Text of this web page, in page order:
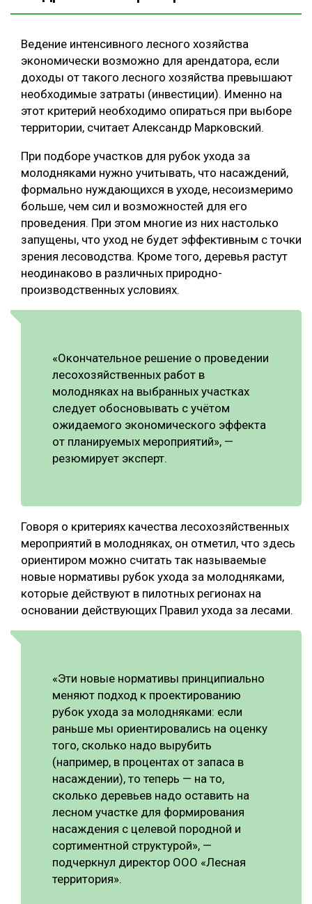
Ведение интенсивного лесного хозяйства
экономически возможно для арендатора, если
доходы от такого лесного хозяйства превышают
необходимые затраты (инвестиции). Именно на
этот критерий необходимо опираться при выборе
территории, считает Александр Марковский.
При подборе участков для рубок ухода за
молодняками нужно учитывать, что насаждений,
формально нуждающихся в уходе, несоизмеримо
больше, чем сил и возможностей для его
проведения. При этом многие из них настолько
запущены, что уход не будет эффективным с точки
зрения лесоводства. Кроме того, деревья растут
неодинаково в различных природно-
производственных условиях.
«Окончательное решение о проведении
лесохозяйственных работ в
молодняках на выбранных участках
следует обосновывать с учётом
ожидаемого экономического эффекта
от планируемых мероприятий», —
резюмирует эксперт.
Говоря о критериях качества лесохозяйственных
мероприятий в молодняках, он отметил, что здесь
ориентиром можно считать так называемые
новые нормативы рубок ухода за молодняками,
которые действуют в пилотных регионах на
основании действующих Правил ухода за лесами.
«Эти новые нормативы принципиально
меняют подход к проектированию
рубок ухода за молодняками: если
раньше мы ориентировались на оценку
того, сколько надо вырубить
(например, в процентах от запаса в
насаждении), то теперь — на то,
сколько деревьев надо оставить на
лесном участке для формирования
насаждения с целевой породной и
сортиментной структурой», —
подчеркнул директор ООО «Лесная
территория».